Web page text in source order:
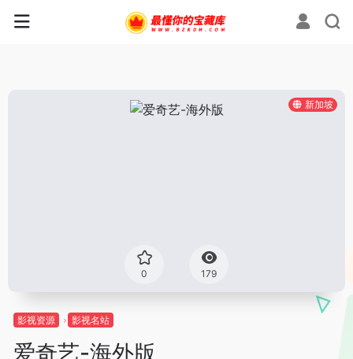
新加坡
0 179
影视资源 影视名站
爱奇艺-海外版